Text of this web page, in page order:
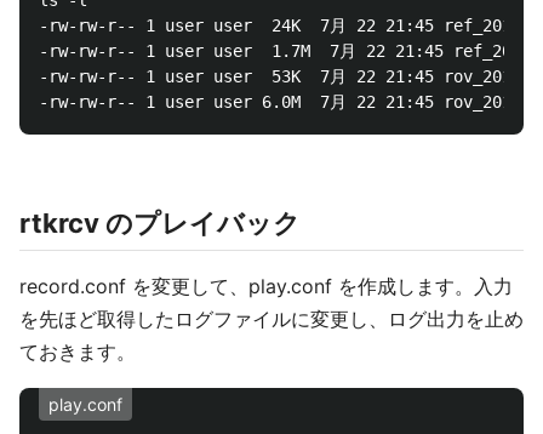
-rw-rw-r-- 1 user user  24K  7月 22 21:45
-rw-rw-r-- 1 user user  1.7M  7月 22 21:45
-rw-rw-r-- 1 user user  53K  7月 22 21:45
rtkrcv のプレイバック
record.conf を変更して、play.conf を作成します。入力
を先ほど取得したログファイルに変更し、ログ出力を止め
ておきます。
play.conf